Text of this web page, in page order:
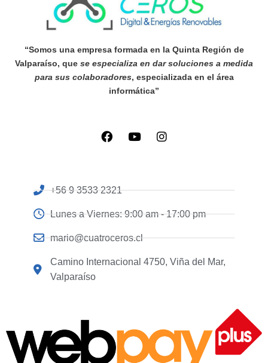
“Somos una empresa formada en la Quinta Región de
Valparaíso, que se especializa en dar soluciones a medida
para sus colaboradores, especializada en el área
informática”
+56 9 3533 2321
Lunes a Viernes: 9:00 am - 17:00 pm
mario@cuatroceros.cl
Camino Internacional 4750, Viña del Mar,
Valparaíso